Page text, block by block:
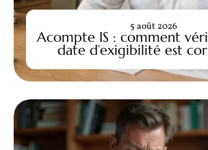
Acompte IS : comment
date d’exigibilité est
5 août 2026